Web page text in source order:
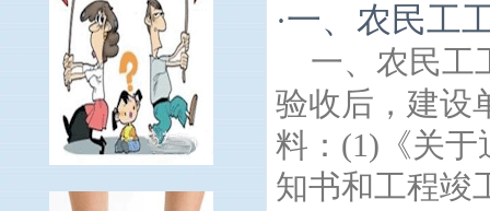
·一、农民工
一、农民工
验收后，建设
料：(1)《关于
知书和工程竣